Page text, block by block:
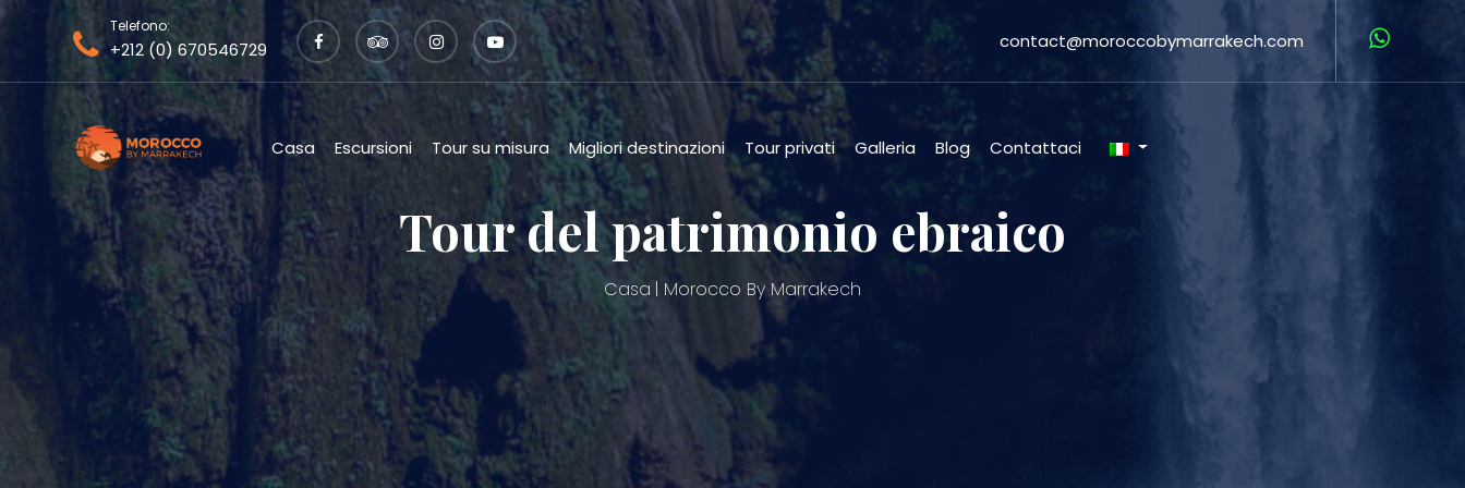
Telefono:
+212 (0) 670546729 contact@moroccobymarrakech.com
Casa Escursioni Tour su misura Migliori destinazioni Tour privati Galleria Blog Contattaci
Tour del patrimonio ebraico
Casa Morocco By Marrakech